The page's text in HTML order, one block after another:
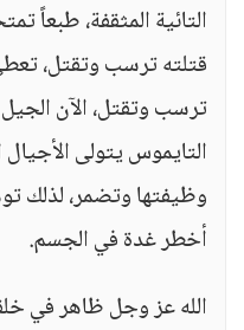
التائية المثقفة، طبعاً
قتلته ترسب وتقتل،
ترسب وتقتل، الآن
التايموس يتولى
وظيفتها وتضمر، لذلك
أخطر غدة في الجسم.
الله عز وجل ظاهر في